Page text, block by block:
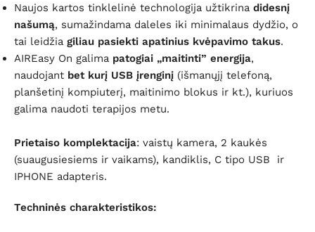
Naujos kartos tinklelinė technologija užtikrina didesnį
našumą, sumažindama daleles iki minimalaus dydžio, o
tai leidžia giliau pasiekti apatinius kvėpavimo takus.
AIREasy On galima patogiai „maitinti” energija,
naudojant bet kurį USB įrenginį (išmanųjį telefoną,
planšetinį kompiuterį, maitinimo blokus ir kt.), kuriuos
galima naudoti terapijos metu.
Prietaiso komplektacija: vaistų kamera, 2 kaukės
(suaugusiesiems ir vaikams), kandiklis, C tipo USB
ir
IPHONE adapteris.
Techninės charakteristikos: